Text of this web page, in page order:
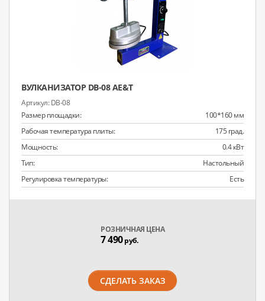
ВУЛКАНИЗАТОР DB-08 AE&T
DB-08
Размер площадки:
100*160 мм
Рабочая температура плиты:
175 град.
Мощность:
0.4 кВт
Тип:
Настольный
Регулировка температуры:
Есть
РОЗНИЧНАЯ ЦЕНА
7 490руб.
СДЕЛАТЬ ЗАКАЗ